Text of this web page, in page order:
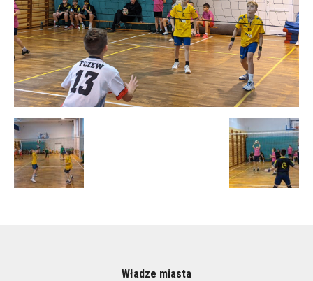
Władze miasta